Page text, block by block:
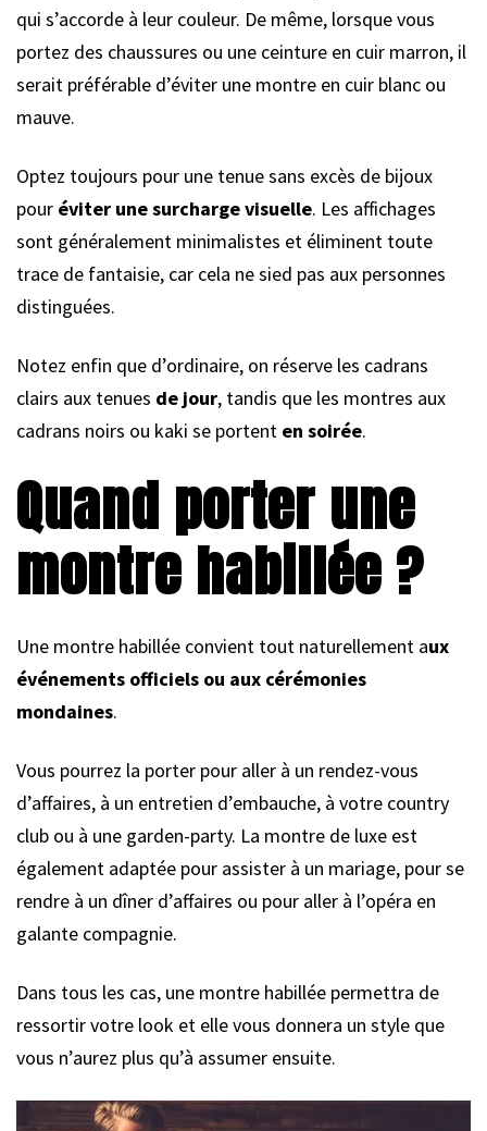
qui s’accorde à leur couleur. De même, lorsque vous
portez des chaussures ou une ceinture en cuir marron, il
serait préférable d’éviter une montre en cuir blanc ou
mauve.
Optez toujours pour une tenue sans excès de bijoux
pour éviter une surcharge visuelle. Les affichages
sont généralement minimalistes et éliminent toute
trace de fantaisie, car cela ne sied pas aux personnes
distinguées.
Notez enfin que d’ordinaire, on réserve les cadrans
clairs aux tenues de jour, tandis que les montres aux
cadrans noirs ou kaki se portent en soirée.
Quand porter une
montre habillée ?
Une montre habillée convient tout naturellement aux
événements officiels ou aux cérémonies
mondaines.
Vous pourrez la porter pour aller à un rendez-vous
d’affaires, à un entretien d’embauche, à votre country
club ou à une garden-party. La montre de luxe est
également adaptée pour assister à un mariage, pour se
rendre à un dîner d’affaires ou pour aller à l’opéra en
galante compagnie.
Dans tous les cas, une montre habillée permettra de
ressortir votre look et elle vous donnera un style que
vous n’aurez plus qu’à assumer ensuite.